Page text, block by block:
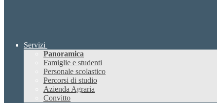
Servizi
Panoramica
Famiglie e studenti
Personale scolastico
Percorsi di studio
Azienda Agraria
Convitto